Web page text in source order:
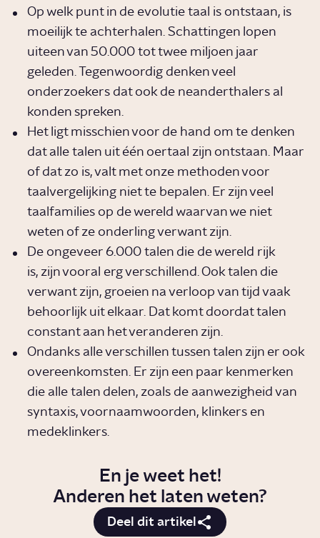
Op welk punt in de evolutie taal is ontstaan, is
moeilijk te achterhalen. Schattingen lopen
uiteen van 50.000 tot twee miljoen jaar
geleden. Tegenwoordig denken veel
onderzoekers dat ook de neanderthalers al
konden spreken.
Het ligt misschien voor de hand om te denken
dat alle talen uit één oertaal zijn ontstaan. Maar
of dat zo is, valt met onze methoden voor
taalvergelijking niet te bepalen. Er zijn veel
taalfamilies op de wereld waarvan we niet
weten of ze onderling verwant zijn.
De ongeveer 6.000 talen die de wereld rijk
is, zijn vooral erg verschillend. Ook talen die
verwant zijn, groeien na verloop van tijd vaak
behoorlijk uit elkaar. Dat komt doordat talen
constant aan het veranderen zijn.
Ondanks alle verschillen tussen talen zijn er ook
overeenkomsten. Er zijn een paar kenmerken
die alle talen delen, zoals de aanwezigheid van
syntaxis, voornaamwoorden, klinkers en
medeklinkers.
En je weet het!
Anderen het laten weten?
Deel dit artikel